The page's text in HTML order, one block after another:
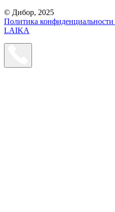
© Дибор, 2025
Политика конфиденциальности
LAIKA